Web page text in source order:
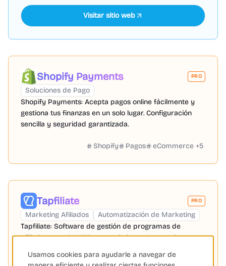
Visitar sitio web
Shopify Payments PRO
Soluciones de Pago
Shopify Payments: Acepta pagos online fácilmente y
gestiona tus finanzas en un solo lugar. Configuración
sencilla y seguridad garantizada.
Shopify Pagos eCommerce +5
Tapfiliate PRO
Marketing Afiliados
Automatización de Marketing
Tapfiliate: Software de gestión de programas de
afiliados para PYMES en crecimiento. Automatiza,
Usamos cookies para ayudarle a navegar de